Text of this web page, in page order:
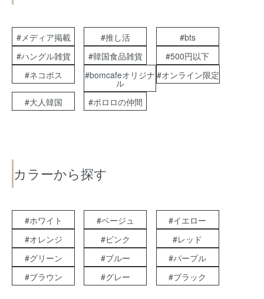
#メディア掲載 #推し活
#bts
#ハングル雑貨
#韓国食品雑貨
#500円以下
#ネコポス
#bomcafeオリジナ
ル
#オンライン限定
#大人韓国 #ポロロの仲間
カラーから探す
#ホワイト #ベージュ
#イエロー
#オレンジ
#ピンク
#レッド
#グリーン
#ブルー
#パープル
#ブラウン
#グレー #ブラック